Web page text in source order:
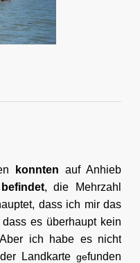
konnten auf Anhieb
, die Mehrzahl
dass ich mir das
es überhaupt kein
ich habe es nicht
Landkartegefunden